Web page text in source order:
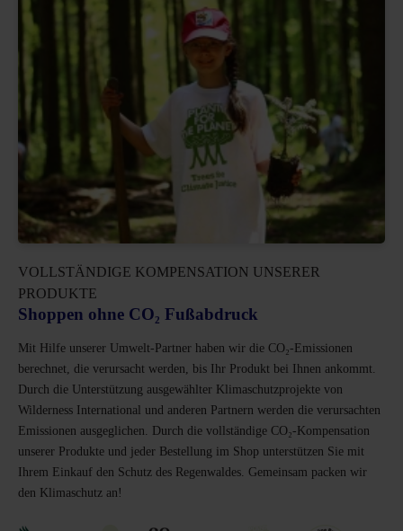
VOLLSTÄNDIGE KOMPENSATION UNSERER
PRODUKTE
Shoppen ohne CO₂ Fußabdruck
Mit Hilfe unserer Umwelt-Partner haben wir die CO₂-Emissionen
berechnet, die verursacht werden, bis Ihr Produkt bei Ihnen ankommt.
Durch die Unterstützung ausgewählter Klimaschutzprojekte von
Wilderness International und anderen Partnern werden die verursachten
Emissionen ausgeglichen. Durch die vollständige CO₂-Kompensation
unserer Produkte und jeder Bestellung im Shop unterstützen Sie mit
Ihrem Einkauf den Schutz des Regenwaldes. Gemeinsam packen wir
den Klimaschutz an!